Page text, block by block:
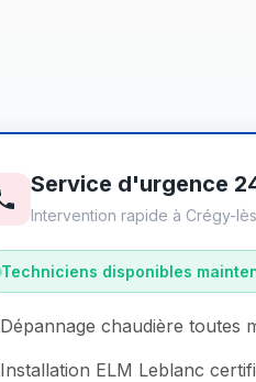
Service d'urgence
Intervention rapide à Crégy-
Techniciens disponibles
Dépannage chaudière toutes
Installation ELM Leblanc